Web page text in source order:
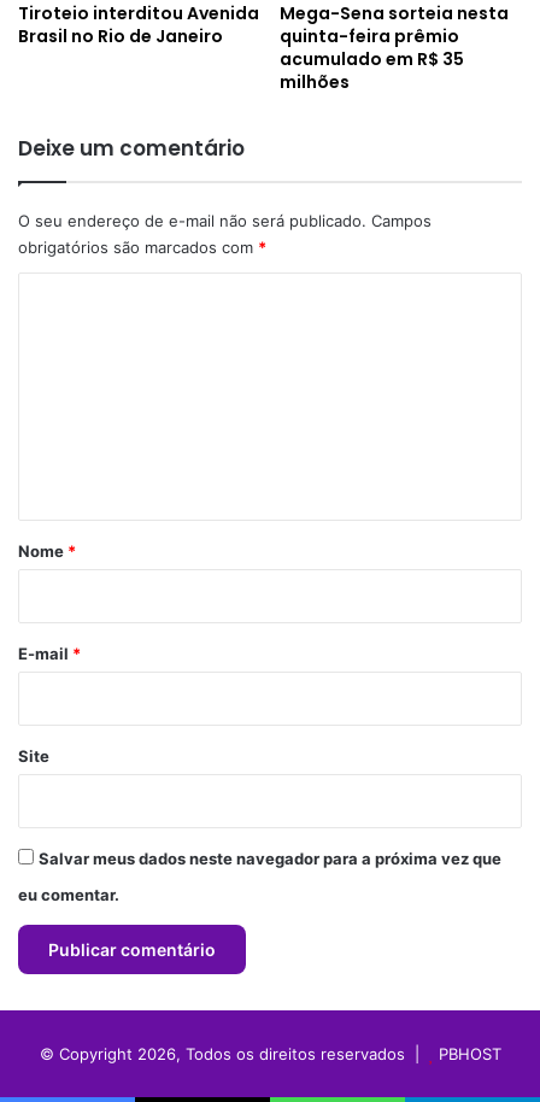
Tiroteio interditou Avenida
Brasil no Rio de Janeiro
Mega-Sena sorteia nesta
quinta-feira prêmio
acumulado em R$ 35
milhões
Deixe um comentário
O seu endereço de e-mail não será publicado. Campos
obrigatórios são marcados com *
r
*
Nome *
E-mail *
Site
Salvar meus dados neste navegador para a próxima vez que
eu comentar.
© Copyright 2026, Todos os direitos reservados | PBHOST